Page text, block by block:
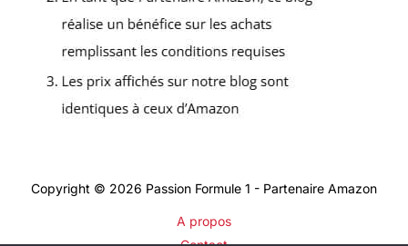
Copyright © 2026 Passion Formule 1 - Partenaire Amazon
A propos